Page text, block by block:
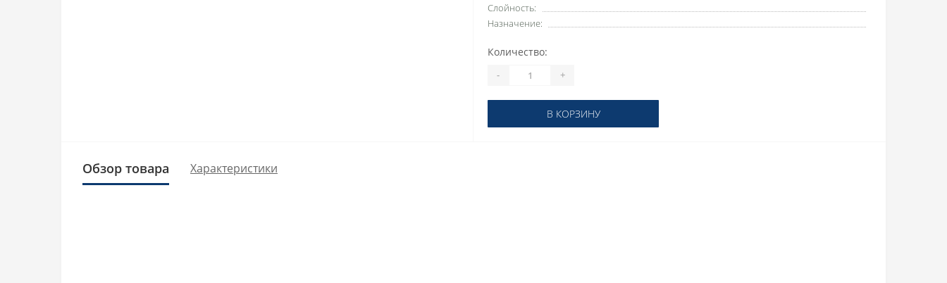
Слойность:
Назначение:
Количество:
- +
В КОРЗИНУ
Обзор товара Характеристики